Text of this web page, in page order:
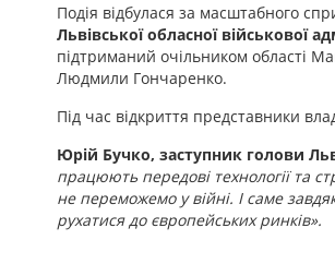
Подія відбулася за масштабного
Львівської обласної військової
підтриманий очільником області
Людмили Гончаренко.
Під час відкриття представники
Юрій Бучко, заступник голови
працюють передові технології та
не переможемо у війні. І саме
рухатися до європейських ринків».